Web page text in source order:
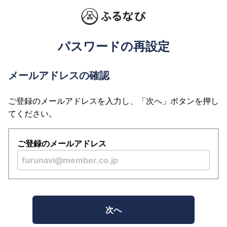
パスワードの再設定
メールアドレスの確認
ご登録のメールアドレスを入力し、「次へ」ボタンを押し
てください。
ご登録のメールアドレス